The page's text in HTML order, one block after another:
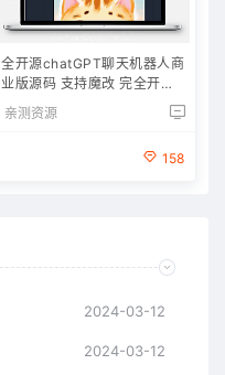
全开源chatGPT聊天机器人商
业版源码 支持魔改 完全开放
源代码
亲测资源
158
2024-03-12
2024-03-12